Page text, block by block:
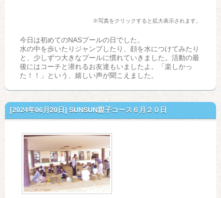
※写真をクリックすると拡大表示されます。
今日は初めてのNASプールの日でした。
水の中を歩いたりジャンプしたり、顔を水につけてみたり
と、少しずつ大きなプールに慣れていきました。活動の最
後にはコーチと潜れるお友達もいましたよ。「楽しかっ
た！！」という、嬉しい声が聞こえました。
[2024年06月20日] SUNSUN親子コース６月２０日